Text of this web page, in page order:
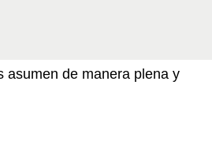
asumen de manera plena y